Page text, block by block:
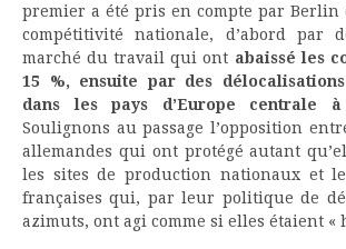
premier a été pris en compte par Berlin
compétitivité nationale, d’abord par
marché du travail qui ont abaissé les
15 %, ensuite par des
dans les pays d’Europe centrale
Soulignons au passage l’opposition
allemandes qui ont protégé autant
les sites de production nationaux et
françaises qui, par leur politique de
azimuts, ont agi comme si elles étaient «